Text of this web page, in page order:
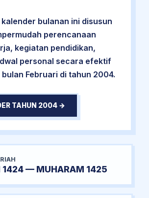
kalender bulanan ini disusun
perencanaan
kegiatan pendidikan,
personal secara efektif
Februari di tahun 2004.
TAHUN 2004 →
1424 — MUHARAM 1425